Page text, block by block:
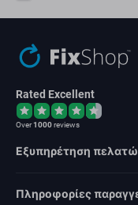
Rated Excellent
Over1000reviews
Εξυπηρέτηση
Πληροφορίες